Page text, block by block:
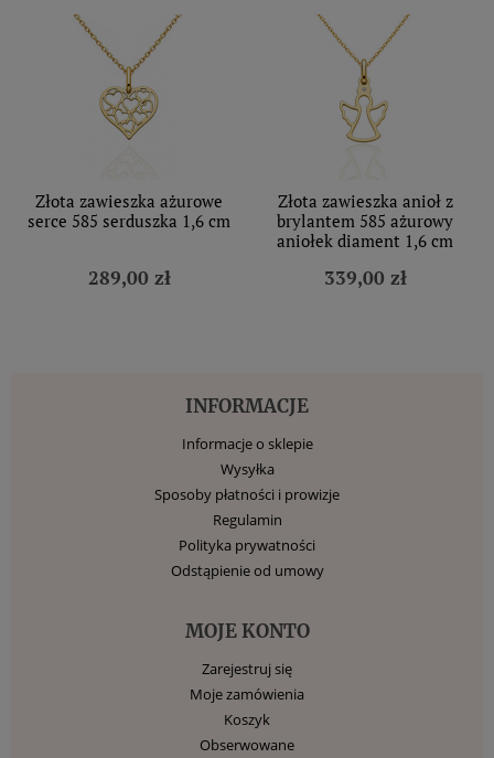
Złota zawieszka ażurowe
serce 585 serduszka 1,6 cm
289,00 zł
Złota zawieszka anioł z
brylantem 585 ażurowy
aniołek diament 1,6 cm
339,00 zł
INFORMACJE
Informacje o sklepie
Wysyłka
Sposoby płatności i prowizje
Regulamin
Polityka prywatności
Odstąpienie od umowy
MOJE KONTO
Zarejestruj się
Moje zamówienia
Koszyk
Obserwowane